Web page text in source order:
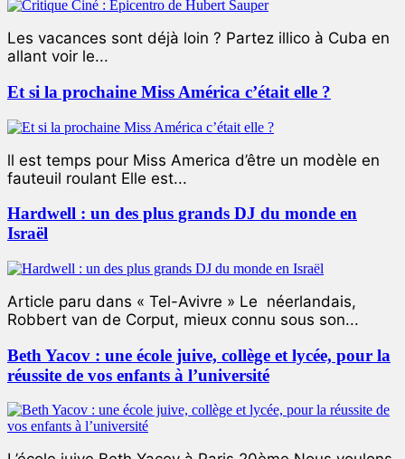
Les vacances sont déjà loin ? Partez illico à Cuba en
allant voir le...
Et si la prochaine Miss América c’était elle ?
ll est temps pour Miss America d’être un modèle en
fauteuil roulant Elle est...
Hardwell : un des plus grands DJ du monde en
Israël
Article paru dans « Tel-Avivre » Le néerlandais,
Robbert van de Corput, mieux connu sous son...
Beth Yacov : une école juive, collège et lycée, pour la
réussite de vos enfants à l’université